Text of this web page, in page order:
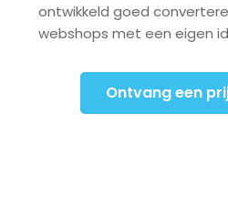
ontwikkeld goed
webshops met een eigen
Ontvang een